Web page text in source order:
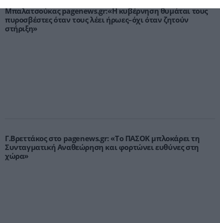
Μπαλατσούκας pagenews.gr:«Η κυβέρνηση θυμάται τους
πυροσβέστες όταν τους λέει ήρωες–όχι όταν ζητούν
στήριξη»
Γ.Βρεττάκος στο pagenews.gr: «Το ΠΑΣΟΚ μπλοκάρει τη
Συνταγματική Αναθεώρηση και φορτώνει ευθύνες στη
χώρα»